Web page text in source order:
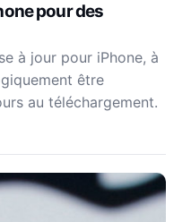
pour des
à jour pour iPhone, à
être
au téléchargement.